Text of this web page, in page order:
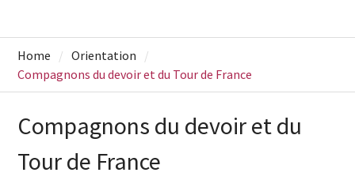
Home
Orientation
Compagnons du devoir et du Tour de France
Compagnons du devoir et du
Tour de France